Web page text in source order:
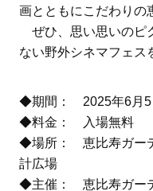
画とともにこだわりの
ぜひ、思い思いのピ
ない野外シネマフェス
◆期間： 2025年6月5
◆料金： 入場無料
◆場所： 恵比寿ガー
計広場
◆主催： 恵比寿ガー